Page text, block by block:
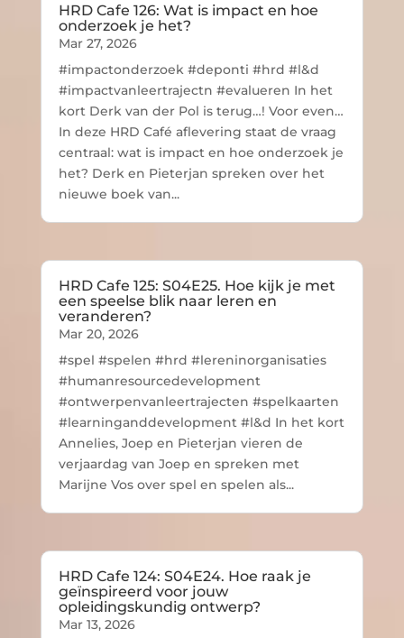
HRD Cafe 126: Wat is impact en hoe
onderzoek je het?
Mar 27, 2026
#impactonderzoek #deponti #hrd #l&d
#impactvanleertrajectn #evalueren In het
kort Derk van der Pol is terug…! Voor even…
In deze HRD Café aflevering staat de vraag
centraal: wat is impact en hoe onderzoek je
het? Derk en Pieterjan spreken over het
nieuwe boek van...
HRD Cafe 125: S04E25. Hoe kijk je met
een speelse blik naar leren en
veranderen?
Mar 20, 2026
#spel #spelen #hrd #lereninorganisaties
#humanresourcedevelopment
#ontwerpenvanleertrajecten #spelkaarten
#learninganddevelopment #l&d In het kort
Annelies, Joep en Pieterjan vieren de
verjaardag van Joep en spreken met
Marijne Vos over spel en spelen als...
HRD Cafe 124: S04E24. Hoe raak je
geïnspireerd voor jouw
opleidingskundig ontwerp?
Mar 13, 2026